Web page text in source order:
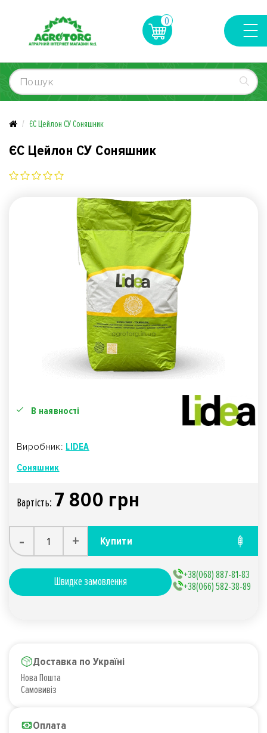
0
ЄС Цейлон СУ Соняшник
ЄС Цейлон СУ Соняшник
В наявності
Виробник: LIDEA
Соняшник
Вартiсть: 7 800 грн
- + Купити
Швидке замовлення
+38(068) 887-81-83
+38(066) 582-38-89
Доставка по Україні
Нова Пошта
Самовивіз
Оплата